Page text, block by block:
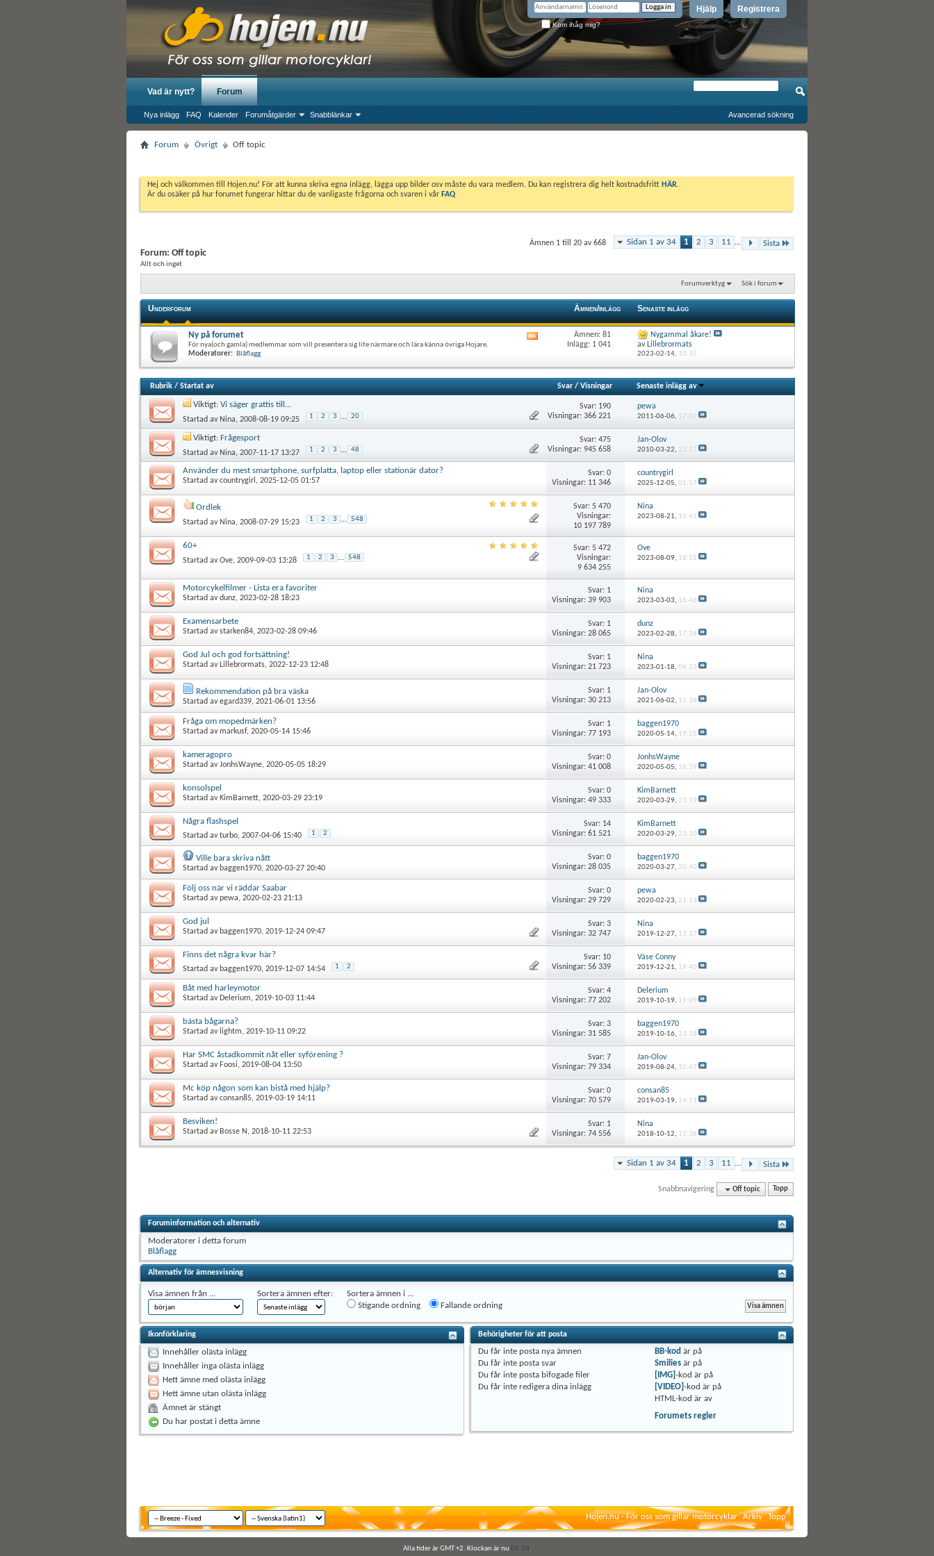
Registrera
Hjälp
Kom ihåg mig?
Vad är nytt? Forum
Nya inlägg FAQ Kalender Forumåtgärder Snabblänkar Avancerad sökning
Forum Övrigt Off topic
Hej och välkommen till Hojen.nu! För att kunna skriva egna inlägg, lägga upp bilder osv måste du vara medlem. Du kan registrera dig helt kostnadsfritt HÄR.
Är du osäker på hur forumet fungerar hittar du de vanligaste frågorna och svaren i vår FAQ
Sidan 1 av 34 1 2 3 11 ... Sista
Ämnen 1 till 20 av 668
Forum: Off topic
Allt och inget
Forumverktyg Sök i forum
Underforum Ämnen/inlägg Senaste inlägg
Ny på forumet
För nya(och gamla) medlemmar som vill presentera sig lite närmare och lära känna övriga Hojare.
Moderatorer: Blåflagg
forumets
RSS-
flöde
Ämnen: 81
Inlägg: 1 041
Nygammal åkare!
av Lillebrormats
2023-02-14, 10:35
Rubrik / Startat av Svar/ Visningar Senaste inlägg av
Viktigt: Vi säger grattis till...
Startad av Nina, 2008-08-19 09:25 1 2 3 ... 20
Svar: 190
Visningar: 366 221
pewa
2011-06-06, 17:02
Viktigt: Frågesport
Startad av Nina, 2007-11-17 13:27 1 2 3 ... 48
Svar: 475
Visningar: 945 658
Jan-Olov
2010-03-22, 22:17
Använder du mest smartphone, surfplatta, laptop eller stationär dator?
Startad avcountrygirl , 2025-12-05 01:57
Svar: 0
Visningar: 11 346
countrygirl
2025-12-05,01:57
Ordlek
Startad av Nina, 2008-07-29 15:23 1 2 3 ... 548
Svar: 5 470
Visningar:
10 197 789
Nina
2023-08-21, 15:41
60+
Startad avOve, 2009-09-03 13:28 1 2 3 ... 548
Svar: 5 472
Visningar:
9 634 255
Ove
2023-08-09, 18:15
Motorcykelfilmer - Lista era favoriter
Startad avdunz, 2023-02-28 18:23
Svar: 1
Visningar: 39 903
Nina
2023-03-03, 18:46
Examensarbete
Startad avstarken84, 2023-02-28 09:46
Svar: 1
Visningar: 28 065
dunz
2023-02-28, 17:38
God Jul och god fortsättning!
Startad av Lillebrormats, 2022-12-23 12:48
Svar: 1
Visningar: 21 723
Nina
2023-01-18,06:23
Rekommendation på bra väska
Startad avegard339, 2021-06-01 13:56
Svar: 1
Visningar: 30 213
Jan-Olov
2021-06-02, 15:36
Fråga om mopedmärken?
Startad avmarkusf, 2020-05-14 15:46
Svar: 1
Visningar: 77 193
baggen1970
2020-05-14, 19:25
kameragopro
Startad avJonhsWayne, 2020-05-05 18:29
Svar: 0
Visningar: 41 008
JonhsWayne
2020-05-05, 18:29
konsolspel
Startad av KimBarnett, 2020-03-29 23:19
Svar: 0
Visningar: 49 333
KimBarnett
2020-03-29, 23:19
Några flashspel
Startad avturbo, 2007-04-06 15:40 1 2
Svar: 14
Visningar: 61 521
KimBarnett
2020-03-29, 23:10
Ville bara skriva nått
Startad av baggen1970, 2020-03-27 20:40
Svar: 0
Visningar: 28 035
baggen1970
2020-03-27, 20:40
Följ oss när vi räddar Saabar
Startad avpewa, 2020-02-23 21:13
Svar: 0
Visningar: 29 729
pewa
2020-02-23, 21:13
God jul
Startad av baggen1970, 2019-12-24 09:47
Svar: 3
Visningar: 32 747
Nina
2019-12-27, 13:37
Finns det några kvar här?
Startad av baggen1970, 2019-12-07 14:54 1 2
Svar: 10
Visningar: 56 339
Väse Conny
2019-12-21, 19:40
Båt med harleymotor
Startad av Delerium, 2019-10-03 11:44
Svar: 4
Visningar: 77 202
Delerium
2019-10-19, 19:09
bästa bågarna?
Startad av lightm, 2019-10-11 09:22
Svar: 3
Visningar: 31 585
baggen1970
2019-10-16, 13:18
Har SMC åstadkommit nåt eller syförening ?
Startad av Foosi, 2019-08-04 13:50
Svar: 7
Visningar: 79 334
Jan-Olov
2019-08-24, 10:47
Mc köp någon som kan bistå med hjälp?
Startad avconsan85, 2019-03-19 14:11
Svar: 0
Visningar: 70 579
consan85
2019-03-19, 14:11
Besviken!
Startad av Bosse N , 2018-10-11 22:53
Svar: 1
Visningar: 74 556
Nina
2018-10-12, 11:38
Sidan 1 av 34 1 2 3 11 ... Sista
Snabbnavigering Off topic Topp
Foruminformation och alternativ
Moderatorer i detta forum
Blåflagg
Alternativ för ämnesvisning
Visa ämnen från ... Sortera ämnen efter:
Sortera ämnen i ...
Stigande ordning
Fallande ordning
Ikonförklaring
Innehåller olästa inlägg
Innehåller inga olästa inlägg
Hett ämne med olästa inlägg
Hett ämne utan olästa inlägg
Ämnet är stängt
Du har postat i detta ämne
Behörigheter för att posta
Du får inteposta nya ämnen
Du får inteposta svar
Du får inteposta bifogade filer
Du får interedigera dina inlägg
BB-kod är på
Smiliesär på
[IMG]-kod är på
[VIDEO]-kod är på
HTML-kod är av
Forumets regler
Hojen.nu - För oss som gillar motorcyklar Arkiv Topp
Alla tider är GMT +2. Klockan är nu 05:26.